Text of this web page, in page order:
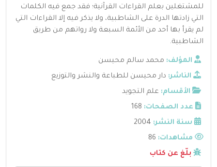
للمشتغلين بعلم القراءات القرآنية؛ فقد جمع فيه الكلمات
التي زادتها الدرة على الشاطبية، ولا يذكر فيه إلا القراءات التي
لم يقرأ بها أحد من الأئمة السبعة ولا رواتهم من طريق
الشاطبية.
المؤلف: محمد سالم محيسن
الناشر: دار محيسن للطباعة والنشر والتوزيع
الأقسام: علم التجويد
عدد الصفحات: 168
سنة النشر: 2004
مشاهدات:
بلّغ عن كتاب